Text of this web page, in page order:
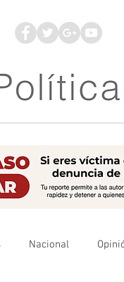
Nacional